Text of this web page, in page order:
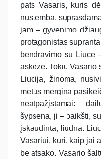
pats Vasaris, kuris
nustemba,
jam – gyvenimo
protagonistas
bendravimo su Liuce
askezė. Tokiu Vasario
Liucija, žinoma,
metus mergina
neatpažįstamai:
šypsena, ji – baikšti,
įskaudinta, liūdna.
Vasariui, kuri, kaip jai
be atsako. Vasario